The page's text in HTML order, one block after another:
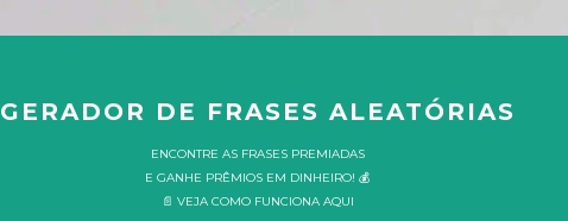
GERADOR DE FRASES ALEATÓRIAS
ENCONTRE AS FRASES PREMIADAS
E GANHE PRÊMIOS EM DINHEIRO! 💰
📄 VEJA COMO FUNCIONA AQUI